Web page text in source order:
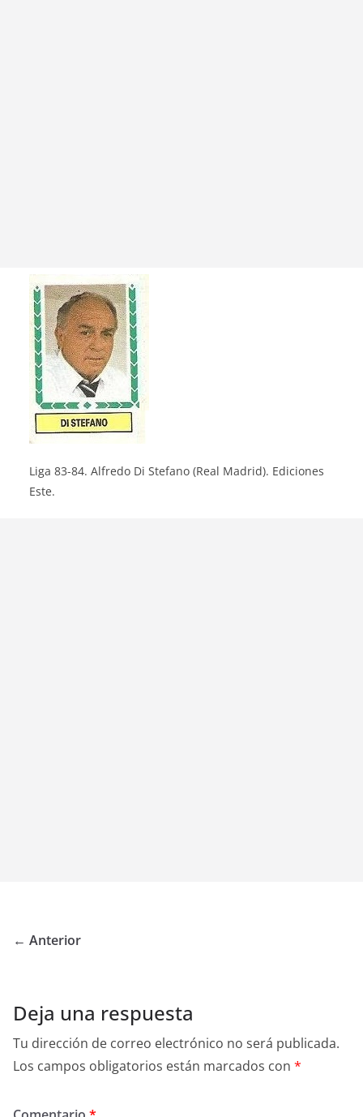
Liga 83-84. Alfredo Di Stefano (Real Madrid). Ediciones
Este.
← Anterior
Deja una respuesta
Tu dirección de correo electrónico no será publicada.
Los campos obligatorios están marcados con *